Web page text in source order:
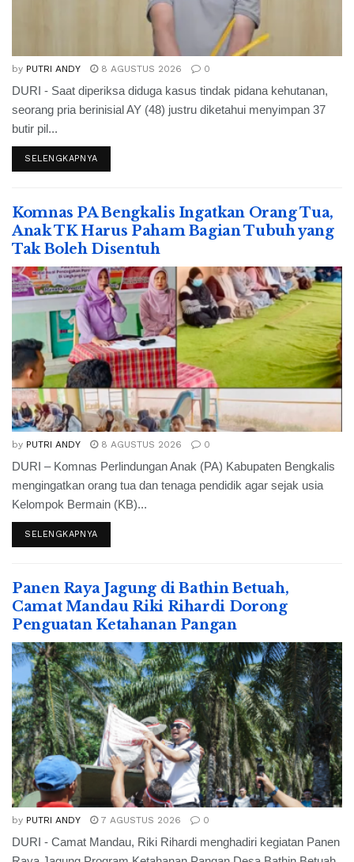
by PUTRI ANDY 8 AGUSTUS 2026 0
DURI - Saat diperiksa diduga kasus tindak pidana kehutanan,
seorang pria berinisial AY (48) justru diketahui menyimpan 37
butir pil...
SELENGKAPNYA
Komnas PA Bengkalis Ingatkan Orang Tua,
Anak TK Harus Paham Bagian Tubuh yang
Tak Boleh Disentuh
by PUTRI ANDY 8 AGUSTUS 2026 0
DURI – Komnas Perlindungan Anak (PA) Kabupaten Bengkalis
mengingatkan orang tua dan tenaga pendidik agar sejak usia
Kelompok Bermain (KB)...
SELENGKAPNYA
Panen Raya Jagung di Bathin Betuah,
Camat Mandau Riki Rihardi Dorong
Penguatan Ketahanan Pangan
by PUTRI ANDY 7 AGUSTUS 2026 0
DURI - Camat Mandau, Riki Rihardi menghadiri kegiatan Panen